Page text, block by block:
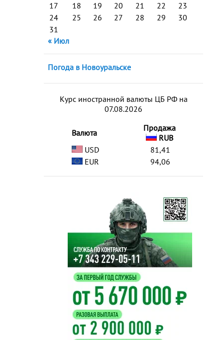
17
18 19 20 21 22
23
24
25 26 27 28 29
30
31
« Июл
Погода в Новоуральске
Курс иностранной валюты ЦБ РФ на
07.08.2026
Валюта
Продажа
RUB
USD
81,41
EUR
94,06